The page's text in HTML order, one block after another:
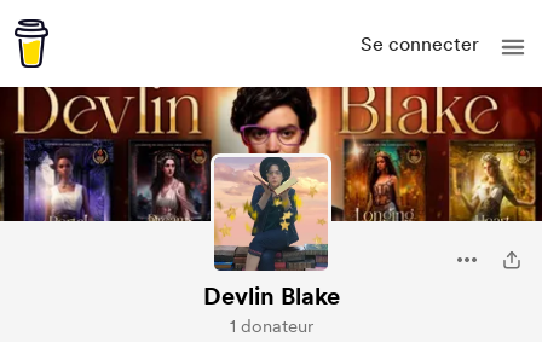
Se connecter
Devlin Blake
1 donateur